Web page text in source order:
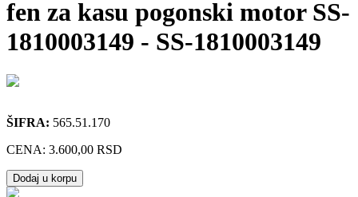
fen za kasu pogonski motor SS-
1810003149 - SS-1810003149
ŠIFRA: 565.51.170
CENA: 3.600,00 RSD
Dodaj u korpu